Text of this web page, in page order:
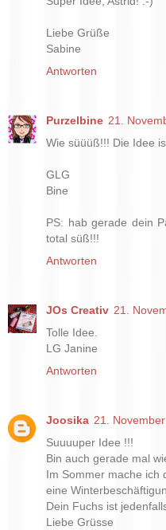
Liebe Grüße
Sabine
Antworten
Purzelbine 21.
Wie süüüß!!! Die Idee
GLG
Bine
PS: hab gerade dein
total süß!!!
Antworten
JOs Creativ 21.
Tolle Idee.
LG Janine
Antworten
Joosika 21.
Suuuuper Idee !!!
Bin auch gerade mal
Im Sommer mache ich
eine
Dein Fuchs ist
Liebe Grüsse